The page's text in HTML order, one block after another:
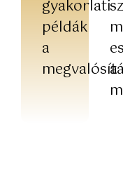
gyakorlati
példák
a
a